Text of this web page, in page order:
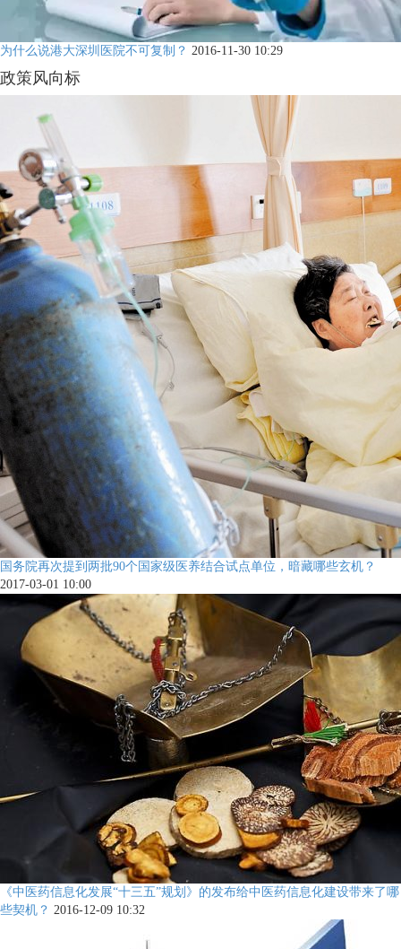
为什么说港大深圳医院不可复制？ 2016-11-30 10:29
政策风向标
国务院再次提到两批90个国家级医养结合试点单位，暗藏哪些玄机？
2017-03-01 10:00
《中医药信息化发展“十三五”规划》的发布给中医药信息化建设带来了哪
些契机？ 2016-12-09 10:32